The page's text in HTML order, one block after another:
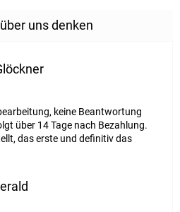
beträgt 1 von 5 Sternen.
keine Beantwortung
über 14 Tage nach Bezahlung.
das erste und definitiv das
beträgt 5 von 5 Sternen.